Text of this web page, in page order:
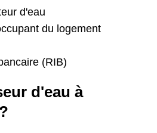
d'eau
du logement
(RIB)
d'eau à